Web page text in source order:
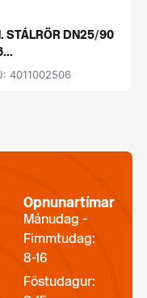
STÁLRÖR DN25/90
4011002506
Opnunartímar
Mánudag -
Fimmtudag:
8-16
Föstudagur: